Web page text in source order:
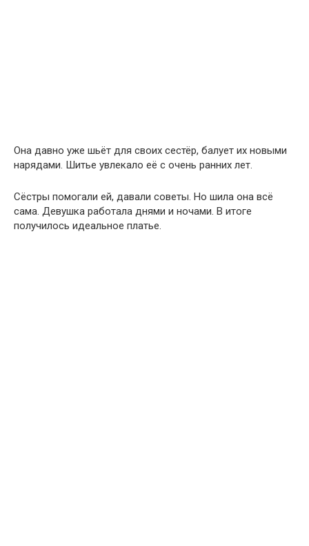
Она давно уже шьёт для своих сестёр, балует их новыми
нарядами. Шитье увлекало её с очень ранних лет.
Сёстры помогали ей, давали советы. Но шила она всё
сама. Девушка работала днями и ночами. В итоге
получилось идеальное платье.